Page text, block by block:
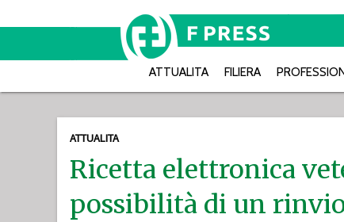
ATTUALITA FILIERA
ATTUALITA
Ricetta elettronica
possibilità di un